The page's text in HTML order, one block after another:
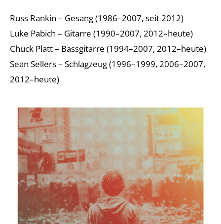
Russ Rankin – Gesang (1986–2007, seit 2012)
Luke Pabich – Gitarre (1990–2007, 2012–heute)
Chuck Platt – Bassgitarre (1994–2007, 2012–heute)
Sean Sellers – Schlagzeug (1996–1999, 2006–2007,
2012–heute)